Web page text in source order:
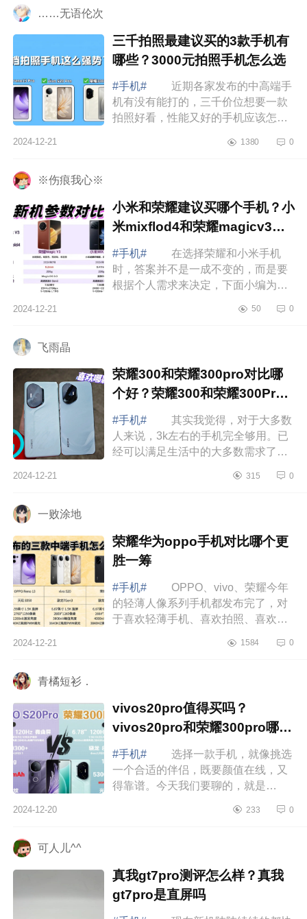
……无语伦次
三千拍照最建议买的3款手机有
哪些？3000元拍照手机怎么选
#手机#
近期各家发布的中高端手
机有没有能打的，三千价位想要一款
拍照好看，性能又好的手机应该怎么
最建议买的3款手机有哪些？3000元
2024-12-21 1380 0
※伤痕我心※
小米和荣耀建议买哪个手机？小
米mixflod4和荣耀magicv3应
该如何选
#手机#
在选择荣耀和小米手机
时，答案并不是一成不变的，而是要
根据个人需求来决定，下面小编为大
机？小米mixflod4和荣耀magicv3应该
2024-12-21 50 0
飞雨晶
荣耀300和荣耀300pro对比哪
个好？荣耀300和荣耀300Pro
的区别
#手机#
其实我觉得，对于大多数
人来说，3k左右的手机完全够用。已
经可以满足生活中的大多数需求了。
耀300pro对比哪个好？荣耀300和荣
2024-12-21 315 0
一败涂地
荣耀华为oppo手机对比哪个更
胜一筹
#手机#
OPPO、vivo、荣耀今年
的轻薄人像系列手机都发布完了，对
于喜欢轻薄手机、喜欢拍照、喜欢外
机呢，下面小编为大家介绍下荣耀华
2024-12-21 1584 0
青橘短衫．
vivos20pro值得买吗？
vivos20pro和荣耀300pro哪个
好
#手机#
选择一款手机，就像挑选
一个合适的伴侣，既要颜值在线，又
得靠谱。今天我们要聊的，就是
时尚又具备实力，让你一眼就心动。
2024-12-20 233 0
可人儿^^
真我gt7pro测评怎么样？真我
gt7pro是直屏吗